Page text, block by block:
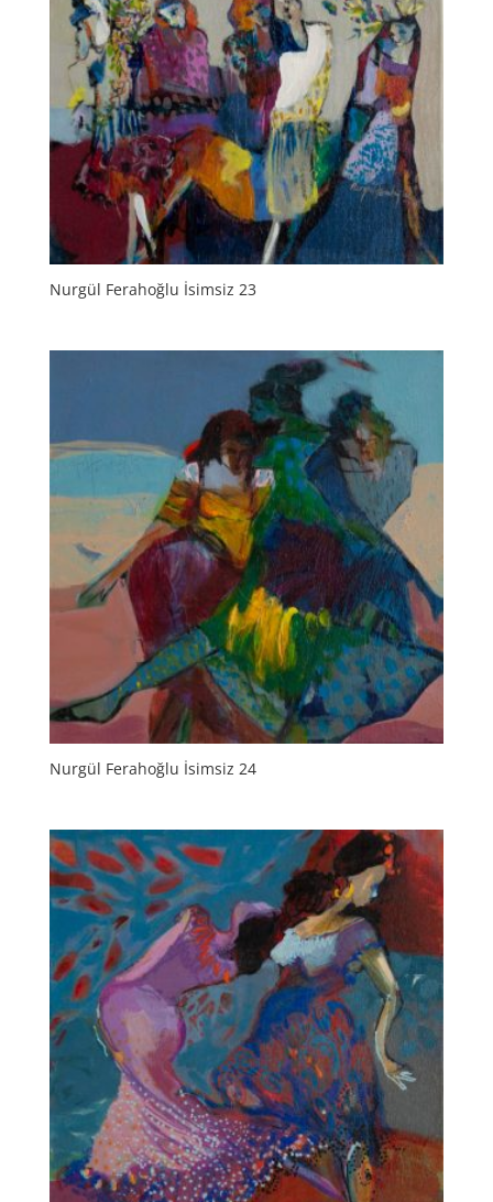
Nurgül Ferahoğlu İsimsiz 23
Nurgül Ferahoğlu İsimsiz 24